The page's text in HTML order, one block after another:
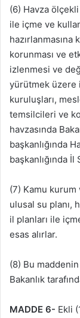
(6) Havza
ile içme ve
hazırlanmasına
korunması ve
izlenmesi ve
yürütmek üzere
kuruluşları,
temsilcileri ve
havzasında
başkanlığında
başkanlığında
(7) Kamu kurum
ulusal su planı,
il planları ile
esas alırlar.
(8) Bu
Bakanlık
MADDE 6- Ekli